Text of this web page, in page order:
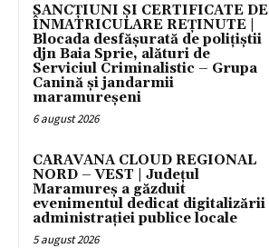
SANCȚIUNI ȘI CERTIFICATE DE
ÎNMATRICULARE REȚINUTE |
Blocada desfășurată de polițiștii
djn Baia Sprie, alături de
Serviciul Criminalistic – Grupa
Canină și jandarmii
maramureșeni
6 august 2026
CARAVANA CLOUD REGIONAL
NORD – VEST | Județul
Maramureș a găzduit
evenimentul dedicat digitalizării
administrației publice locale
5 august 2026